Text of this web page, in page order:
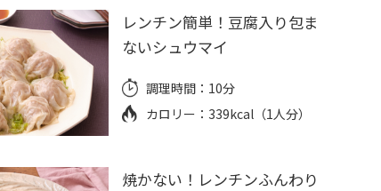
レンチン簡単！豆腐入り包ま
ないシュウマイ
調理時間： 10分
カロリー： 339kcal（1人分）
焼かない！レンチンふんわり